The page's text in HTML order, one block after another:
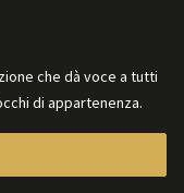
che dà voce a tutti
di appartenenza.